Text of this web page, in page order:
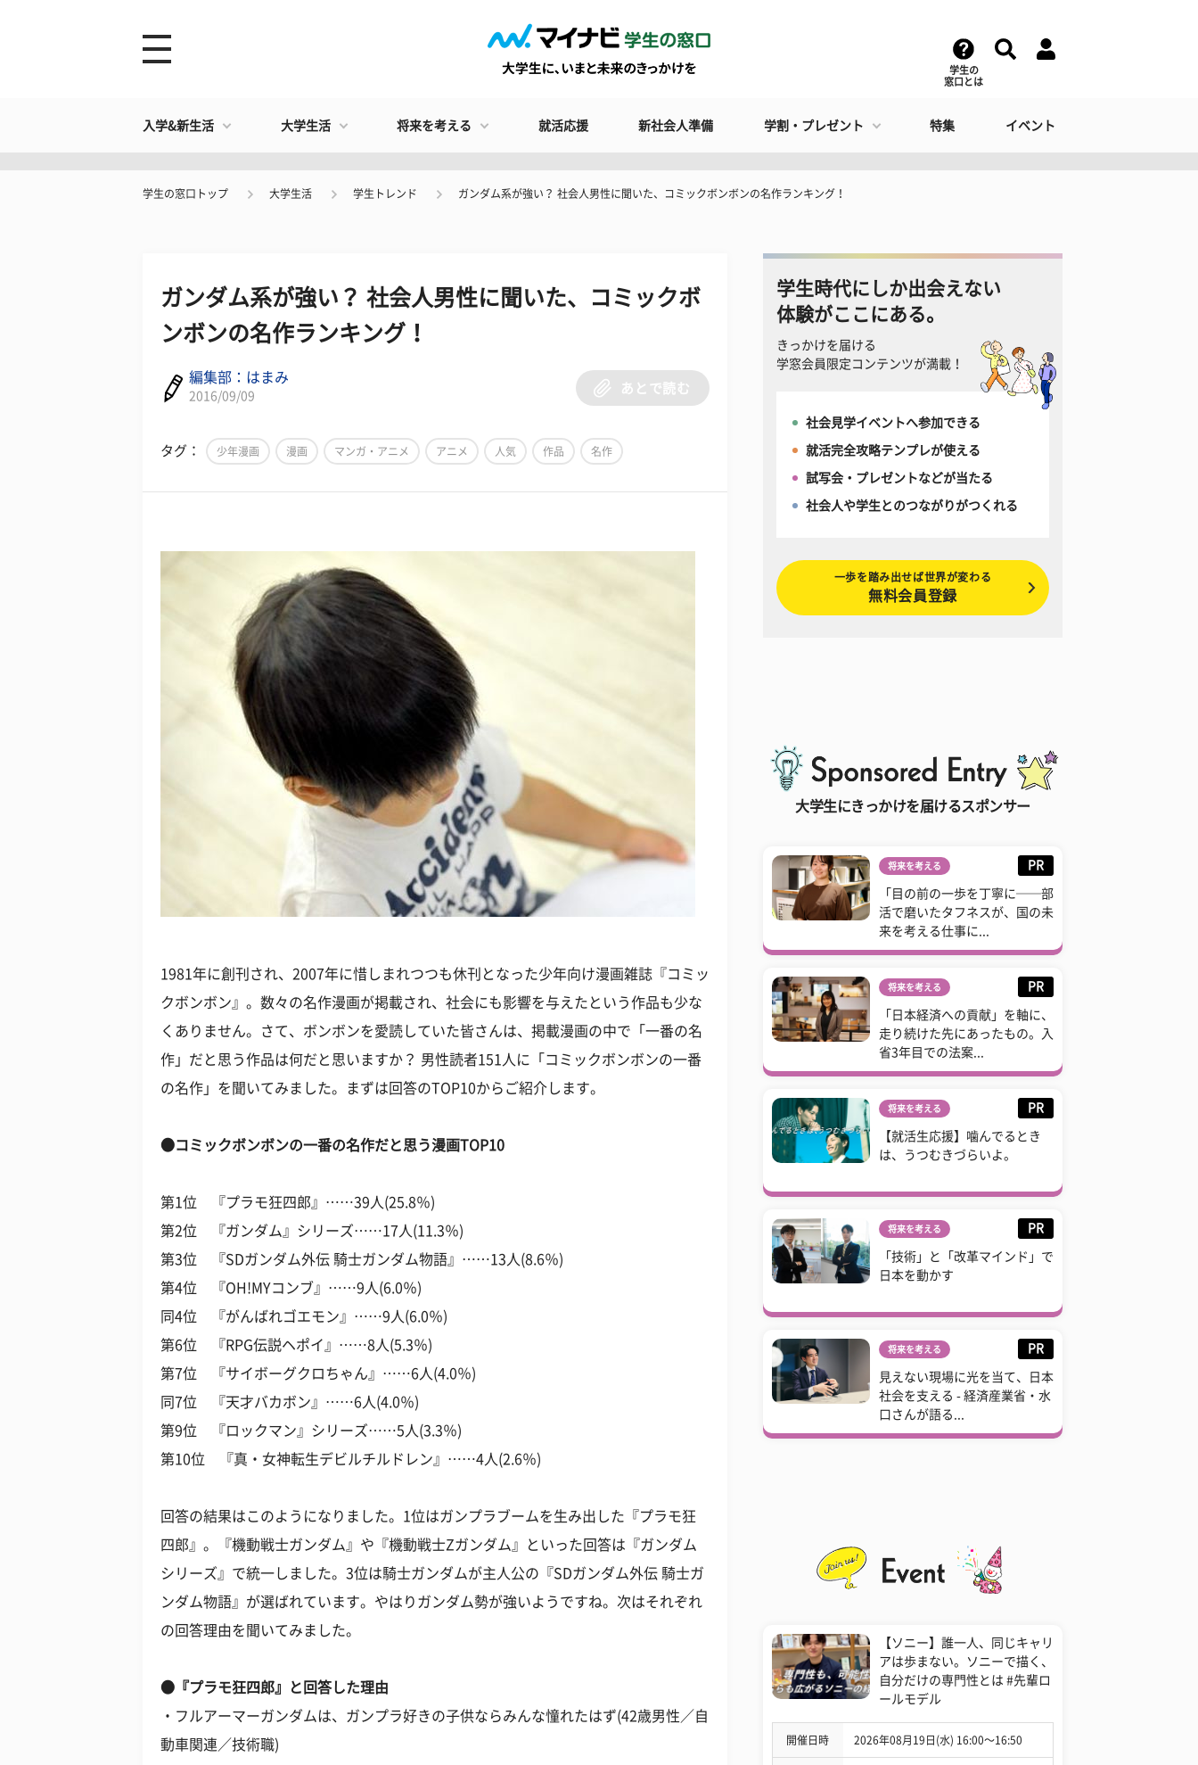
学生の
窓口とは
入学&新生活 大学生活 将来を考える 就活応援 新社会人準備 学割・プレゼント 特集 イベント
学生の窓口トップ 大学生活 学生トレンド ガンダム系が強い？ 社会人男性に聞いた、コミックボンボンの名作ランキング！
ガンダム系が強い？ 社会人男性に聞いた、コミックボ
ンボンの名作ランキング！
編集部：はまみ
2016/09/09
あとで読む
タグ： 少年漫画 漫画 マンガ・アニメ アニメ 人気 作品 名作
1981年に創刊され、2007年に惜しまれつつも休刊となった少年向け漫画雑誌『コミッ
クボンボン』。数々の名作漫画が掲載され、社会にも影響を与えたという作品も少な
くありません。さて、ボンボンを愛読していた皆さんは、掲載漫画の中で「一番の名
作」だと思う作品は何だと思いますか？ 男性読者151人に「コミックボンボンの一番
の名作」を聞いてみました。まずは回答のTOP10からご紹介します。
●コミックボンボンの一番の名作だと思う漫画TOP10
第1位 『プラモ狂四郎』……39人(25.8％)
第2位 『ガンダム』シリーズ……17人(11.3％)
第3位 『SDガンダム外伝 騎士ガンダム物語』……13人(8.6％)
第4位 『OH!MYコンブ』……9人(6.0％)
同4位 『がんばれゴエモン』……9人(6.0％)
第6位 『RPG伝説ヘポイ』……8人(5.3％)
第7位 『サイボーグクロちゃん』……6人(4.0％)
同7位 『天才バカボン』……6人(4.0％)
第9位 『ロックマン』シリーズ……5人(3.3％)
第10位 『真・女神転生デビルチルドレン』……4人(2.6％)
回答の結果はこのようになりました。1位はガンプラブームを生み出した『プラモ狂
四郎』。『機動戦士ガンダム』や『機動戦士Zガンダム』といった回答は『ガンダム
シリーズ』で統一しました。3位は騎士ガンダムが主人公の『SDガンダム外伝 騎士ガ
ンダム物語』が選ばれています。やはりガンダム勢が強いようですね。次はそれぞれ
の回答理由を聞いてみました。
●『プラモ狂四郎』と回答した理由
・フルアーマーガンダムは、ガンプラ好きの子供ならみんな憧れたはず(42歳男性／自
動車関連／技術職)
学生時代にしか出会えない
体験がここにある。
きっかけを届ける
学窓会員限定コンテンツが満載！
社会見学イベントへ参加できる
就活完全攻略テンプレが使える
試写会・プレゼントなどが当たる
社会人や学生とのつながりがつくれる
一歩を踏み出せば世界が変わる
無料会員登録
大学生にきっかけを届けるスポンサー
将来を考える PR
「目の前の一歩を丁寧に──部
活で磨いたタフネスが、国の未
来を考える仕事に...
将来を考える PR
「日本経済への貢献」を軸に、
走り続けた先にあったもの。入
省3年目での法案...
将来を考える PR
【就活生応援】噛んでるとき
は、うつむきづらいよ。
将来を考える PR
「技術」と「改革マインド」で
日本を動かす
将来を考える PR
見えない現場に光を当て、日本
社会を支える - 経済産業省・水
口さんが語る...
【ソニー】誰一人、同じキャリ
アは歩まない。ソニーで描く、
自分だけの専門性とは #先輩ロ
ールモデル
開催日時 2026年08月19日(水) 16:00〜16:50